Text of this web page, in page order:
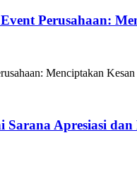
Perusahaan:
Menciptakan
Sarana Apresiasi